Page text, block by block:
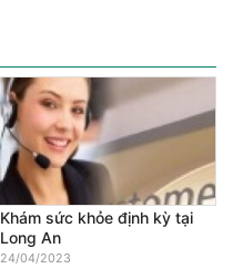
Khám sức khỏe định kỳ tại
Long An
24/04/2023